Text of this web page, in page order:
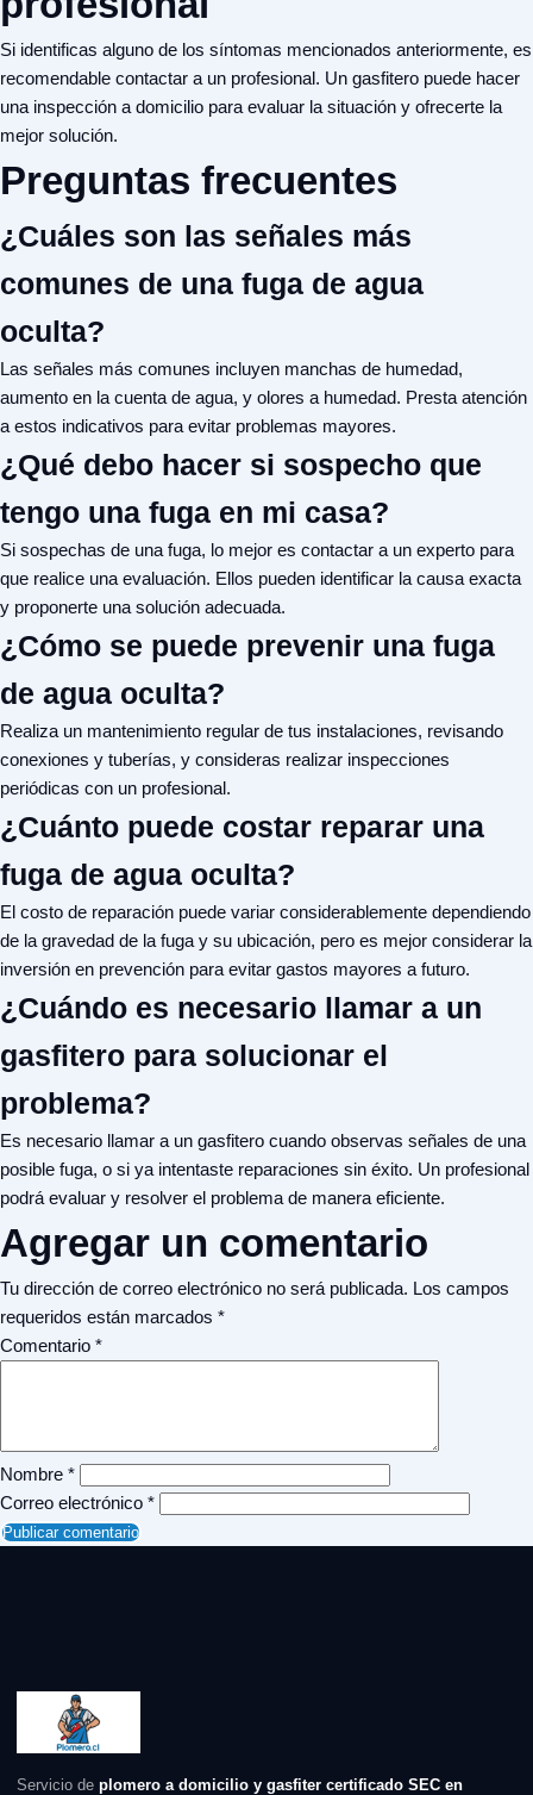
Si identificas alguno de los síntomas mencionados anteriormente, es
recomendable contactar a un profesional. Un gasfitero puede hacer
una inspección a domicilio para evaluar la situación y ofrecerte la
mejor solución.
Preguntas frecuentes
¿Cuáles son las señales más
comunes de una fuga de agua
oculta?
Las señales más comunes incluyen manchas de humedad,
aumento en la cuenta de agua, y olores a humedad. Presta atención
a estos indicativos para evitar problemas mayores.
¿Qué debo hacer si sospecho que
tengo una fuga en mi casa?
Si sospechas de una fuga, lo mejor es contactar a un experto para
que realice una evaluación. Ellos pueden identificar la causa exacta
y proponerte una solución adecuada.
¿Cómo se puede prevenir una fuga
de agua oculta?
Realiza un mantenimiento regular de tus instalaciones, revisando
conexiones y tuberías, y consideras realizar inspecciones
periódicas con un profesional.
¿Cuánto puede costar reparar una
fuga de agua oculta?
El costo de reparación puede variar considerablemente dependiendo
de la gravedad de la fuga y su ubicación, pero es mejor considerar la
inversión en prevención para evitar gastos mayores a futuro.
¿Cuándo es necesario llamar a un
gasfitero para solucionar el
problema?
Es necesario llamar a un gasfitero cuando observas señales de una
posible fuga, o si ya intentaste reparaciones sin éxito. Un profesional
podrá evaluar y resolver el problema de manera eficiente.
Agregar un comentario
Tu dirección de correo electrónico no será publicada. Los campos
requeridos están marcados *
Comentario *
Nombre *
Correo electrónico *
Servicio de plomero a domicilio y gasfiter certificado SEC en